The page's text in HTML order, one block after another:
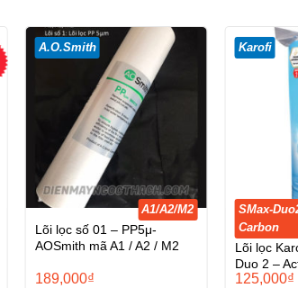
A.O.Smith
A1/A2/M2
Lõi lọc số 01 – PP5μ-
AOSmith mã A1 / A2 / M2
189,000₫
Karofi
SMax-
Carbon
Lõi lọc
Duo 2 –
125,000₫